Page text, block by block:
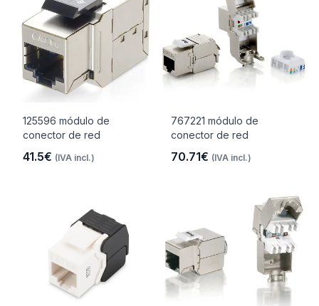
125596 módulo de
conector de red
41.5€ (IVA incl.)
767221 módulo de
conector de red
70.71€ (IVA incl.)